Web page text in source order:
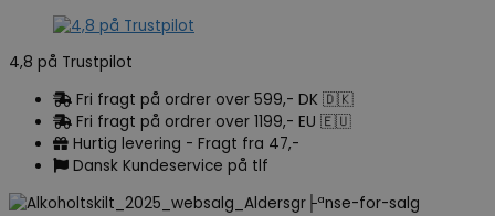
4,8 på Trustpilot
Fri fragt på ordrer over 599,- DK 🇩🇰
Fri fragt på ordrer over 1199,- EU 🇪🇺
Hurtig levering - Fragt fra 47,-
Dansk Kundeservice på tlf